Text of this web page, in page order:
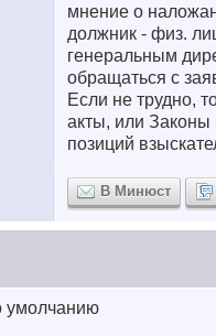
мнение о
должник - физ.
генеральным
обращаться с
Если не трудно,
акты, или
позиций
В Минюст